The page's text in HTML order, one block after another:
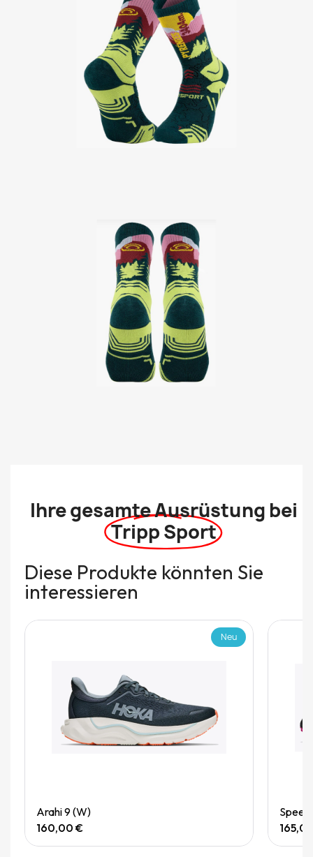
Ihre gesamte Ausrüstung bei
Tripp Sport
Diese Produkte könnten Sie
interessieren
Neu
Arahi 9 (W)
160,00 €